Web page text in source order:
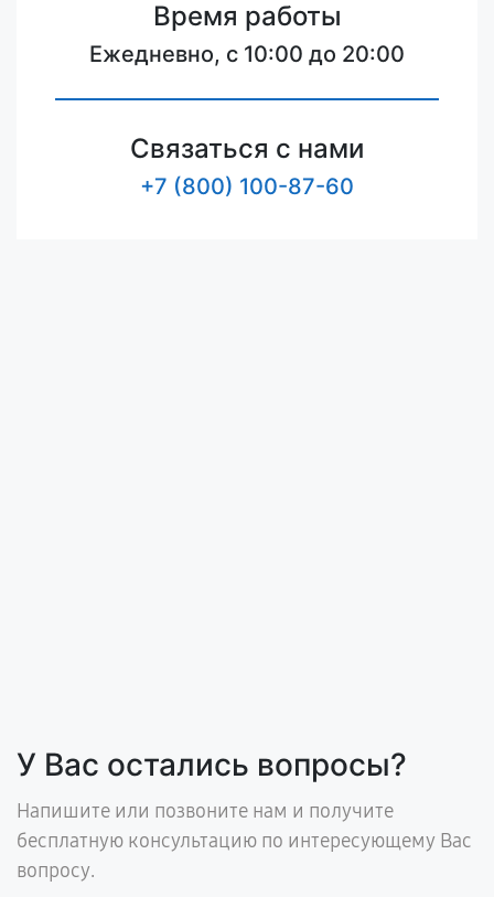
Время работы
Ежедневно, с 10:00 до 20:00
Связаться с нами
+7 (800) 100-87-60
У Вас остались вопросы?
Напишите или позвоните нам и получите
бесплатную консультацию по интересующему Вас
вопросу.